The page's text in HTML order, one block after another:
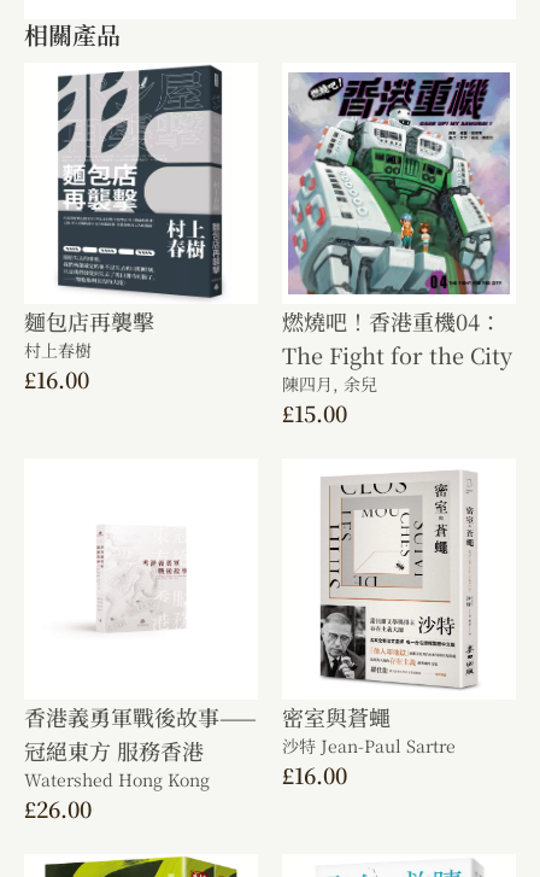
相關產品
麵包店再襲擊
村上春樹
£16.00
燃燒吧！香港重機04：
The Fight for the City
陳四月, 余兒
£15.00
香港義勇軍戰後故事——
冠絕東方 服務香港
Watershed Hong Kong
£26.00
密室與蒼蠅
沙特 Jean-Paul Sartre
£16.00